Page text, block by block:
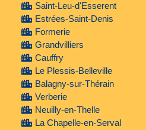
Saint-Leu-d'Esserent
Estrées-Saint-Denis
Formerie
Grandvilliers
Cauffry
Le Plessis-Belleville
Balagny-sur-Thérain
Verberie
Neuilly-en-Thelle
La Chapelle-en-Serval